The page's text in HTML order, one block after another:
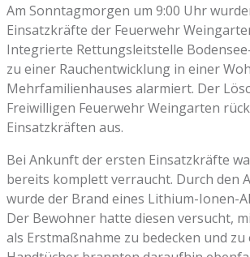
Am Sonntagmorgen um 9:00 Uhr
Einsatzkräfte der Feuerwehr
Integrierte Rettungsleitstelle
zu einer Rauchentwicklung in einer
Mehrfamilienhauses alarmiert. Der
Freiwilligen Feuerwehr Weingarten
Einsatzkräften aus.
Bei Ankunft der ersten Einsatzkräfte
bereits komplett verraucht. Durch den
wurde der Brand eines Lithium-Ionen-
Der Bewohner hatte diesen versucht,
als Erstmaßnahme zu bedecken und zu